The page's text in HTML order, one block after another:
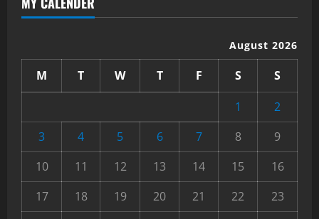
August 2026
M T W T F S
S
1
2
3
4 5 6 7 8
9
10
11 12 13 14 15
16
17
18 19 20 21 22
23